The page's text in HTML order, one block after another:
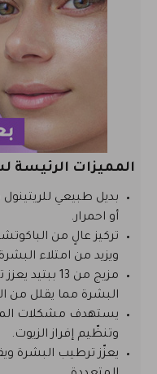
المميزات الرئيسة
بديل طبيعي
أو احمرار.
ويزيد من امتلاء
مزيج من 13
البشرة مما يقلل من
يستهدف مشكلات
وتنظّيم إفراز الزيوت.
يعزّز ترطيب البشرة